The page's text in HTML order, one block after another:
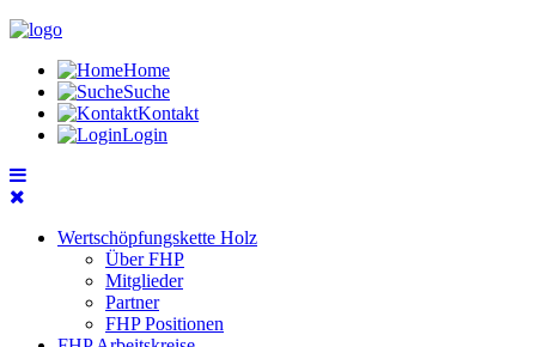
Home
Suche
Kontakt
Login
Wertschöpfungskette Holz
Über FHP
Mitglieder
Partner
FHP Positionen